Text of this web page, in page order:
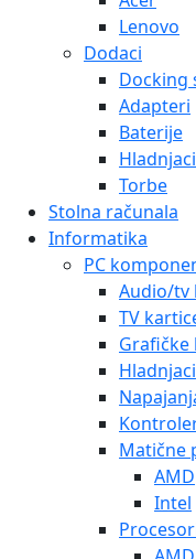
Lenovo
Dodaci
Docking
Adapteri
Baterije
Torbe
Stolna računala
Informatika
PC
Audio/tv
TV
Grafičke
Hladnjaci
Matične
AMD
Intel